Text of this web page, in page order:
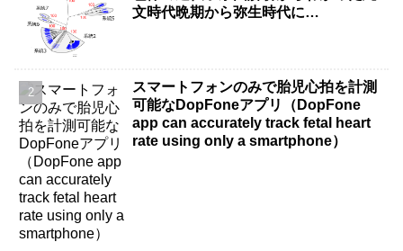
文時代晩期から弥生時代に…
スマートフォンのみで胎児心拍を計測
可能なDopFoneアプリ（DopFone
app can accurately track fetal heart
rate using only a smartphone）